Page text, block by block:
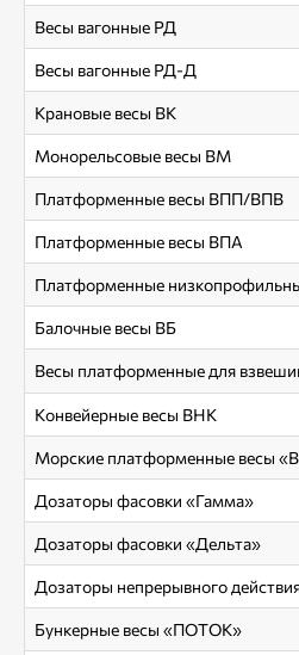
Весы вагонные РД
Весы вагонные РД-Д
Крановые весы ВК
Монорельсовые весы ВМ
Платформенные весы ВПП/ВПВ
Платформенные весы ВПА
Платформенные
Балочные весы ВБ
Весы платформенные для
Конвейерные весы ВНК
Морские платформенные весы
Дозаторы фасовки «Гамма»
Дозаторы фасовки «Дельта»
Дозаторы непрерывного
Бункерные весы «ПОТОК»